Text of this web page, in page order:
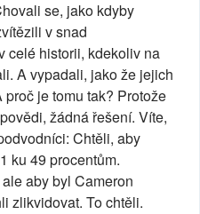
se, jako kdyby
v snad
celé historii, kdekoliv na
A vypadali, jako že jejich
je tomu tak? Protože
žádná řešení. Víte,
Chtěli, aby
ku 49 procentům.
aby byl Cameron
zlikvidovat. To chtěli.